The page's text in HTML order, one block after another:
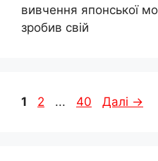
вивчення японської
зробив свій
Сторінка
1 Сторінка
2 ... Сторінка
40 Далі →